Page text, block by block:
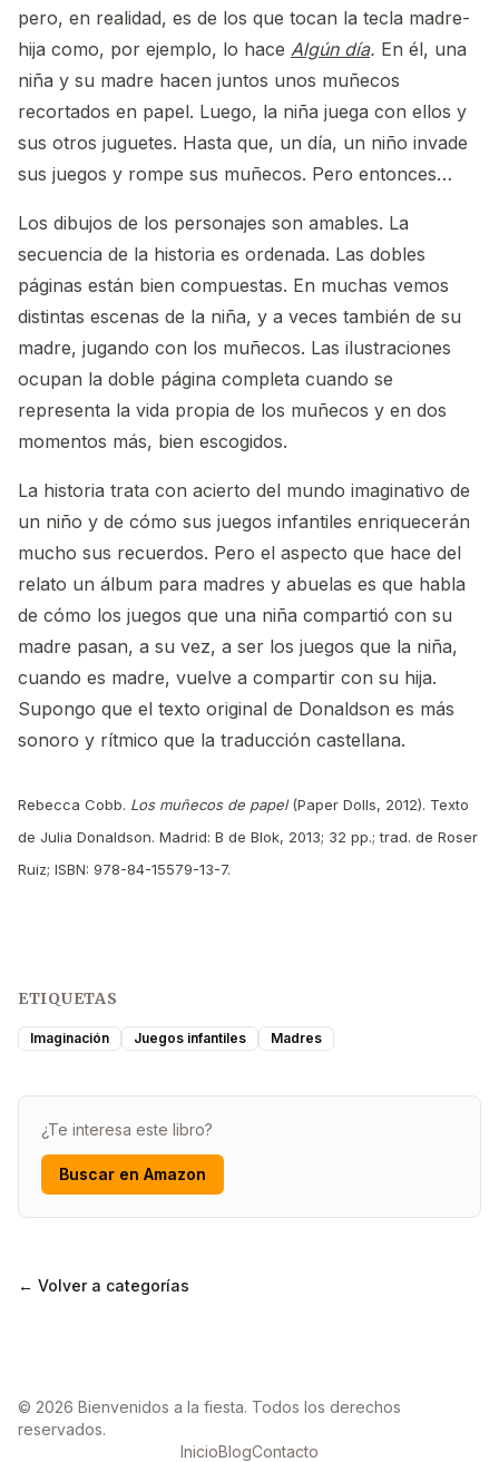
pero, en realidad, es de los que tocan la tecla madre-
hija como, por ejemplo, lo hace Algún día. En él, una
niña y su madre hacen juntos unos muñecos
recortados en papel. Luego, la niña juega con ellos y
sus otros juguetes. Hasta que, un día, un niño invade
sus juegos y rompe sus muñecos. Pero entonces…
Los dibujos de los personajes son amables. La
secuencia de la historia es ordenada. Las dobles
páginas están bien compuestas. En muchas vemos
distintas escenas de la niña, y a veces también de su
madre, jugando con los muñecos. Las ilustraciones
ocupan la doble página completa cuando se
representa la vida propia de los muñecos y en dos
momentos más, bien escogidos.
La historia trata con acierto del mundo imaginativo de
un niño y de cómo sus juegos infantiles enriquecerán
mucho sus recuerdos. Pero el aspecto que hace del
relato un álbum para madres y abuelas es que habla
de cómo los juegos que una niña compartió con su
madre pasan, a su vez, a ser los juegos que la niña,
cuando es madre, vuelve a compartir con su hija.
Supongo que el texto original de Donaldson es más
sonoro y rítmico que la traducción castellana.
Rebecca Cobb. Los muñecos de papel(Paper Dolls, 2012). Texto
de Julia Donaldson. Madrid: B de Blok, 2013; 32 pp.; trad. de Roser
Ruiz; ISBN: 978-84-15579-13-7.
ETIQUETAS
Imaginación Juegos infantiles Madres
¿Te interesa este libro?
Buscar en Amazon
← Volver a categorías
© 2026 Bienvenidos a la fiesta. Todos los derechos
reservados.
InicioBlogContacto